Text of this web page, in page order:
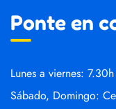
Ponte en
Lunes a viernes:
Sábado, Domingo: